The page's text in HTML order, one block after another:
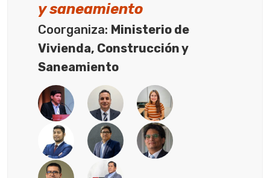
y saneamiento
Coorganiza: Ministerio de
Vivienda, Construcción y
Saneamiento